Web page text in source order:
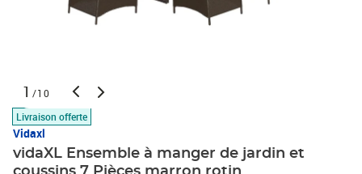
1 /10
Livraison offerte
Vidaxl
vidaXL Ensemble à manger de jardin et